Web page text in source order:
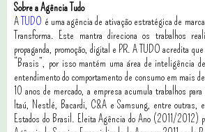
Sobre a Agência Tudo
A TUDO é uma agência de ativação estratégica de
Transforma. Este mantra direciona os trabalhos
propaganda, promoção, digital e PR. A TUDO acredita
“Brasis”, por isso mantém uma área de inteligência
entendimento do comportamento de consumo em mais
10 anos de mercado, a empresa acumula trabalhos
Itaú, Nestlé, Bacardi, C&A e Samsung, entre outras,
Estados do Brasil. Eleita Agência do Ano (2011/2012)